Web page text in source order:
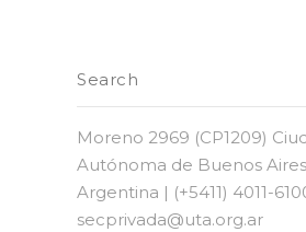
Moreno 2969 (CP1209)
Autónoma de Buenos Aires
Argentina | (+5411) 4011-
secprivada@uta.org.ar